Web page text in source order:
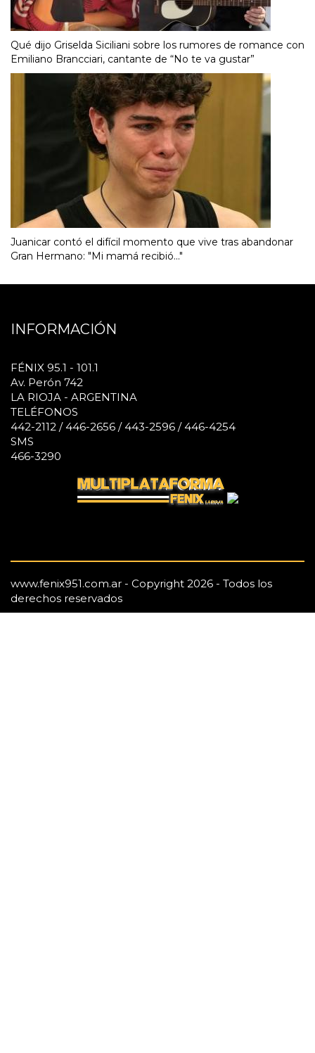
Qué dijo Griselda Siciliani sobre los rumores de romance con
Emiliano Brancciari, cantante de “No te va gustar”
Juanicar contó el difícil momento que vive tras abandonar
Gran Hermano: "Mi mamá recibió..."
INFORMACIÓN
FÉNIX 95.1 - 101.1
Av. Perón 742
LA RIOJA - ARGENTINA
TELÉFONOS
442-2112 / 446-2656 / 443-2596 / 446-4254
SMS
466-3290
www.fenix951.com.ar - Copyright 2026 - Todos los
derechos reservados